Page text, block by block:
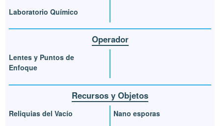
Laboratorio Químico
Operador
Lentes y Puntos de
Enfoque
Recursos y Objetos
Reliquias del Vacío
Nano esporas